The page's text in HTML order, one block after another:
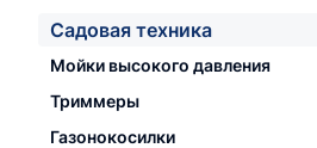
Садовая техника
Мойки высокого давления
Триммеры
Газонокосилки